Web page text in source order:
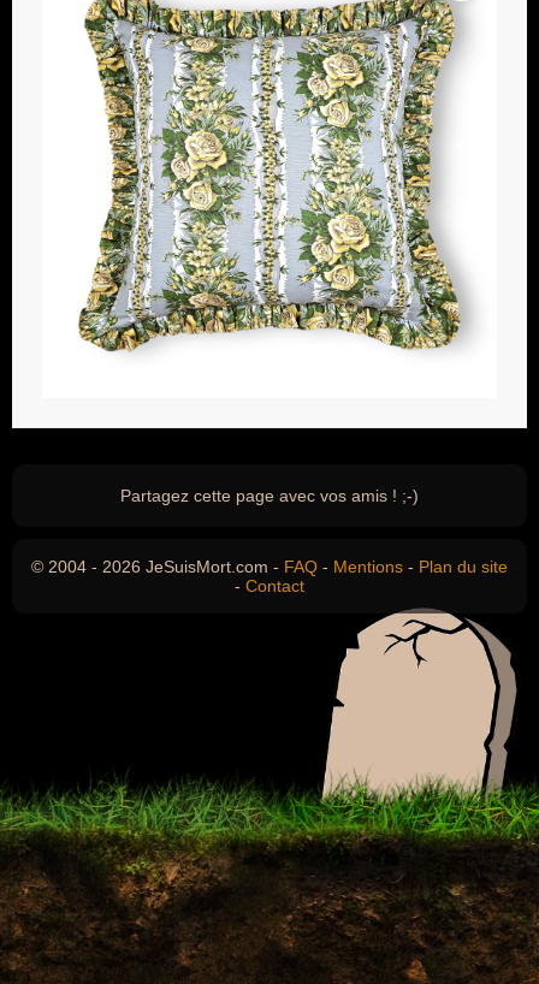
Partagez cette page avec vos amis ! ;-)
© 2004 - 2026 JeSuisMort.com - FAQ - Mentions - Plan du site
- Contact